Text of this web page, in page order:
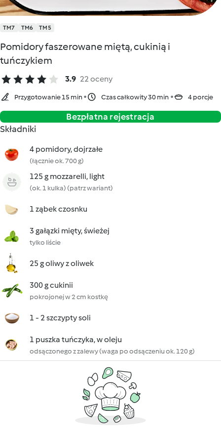
TM7 TM6 TM5
Pomidory faszerowane miętą, cukinią i
tuńczykiem
3.9 22 oceny
Przygotowanie 15 min Czas całkowity 30 min 4 porcje
Bezpłatna rejestracja
Składniki
4 pomidory, dojrzałe
(łącznie ok. 700 g)
125 g mozzarelli, light
(ok. 1 kulka) (patrz wariant)
1 ząbek czosnku
3 gałązki mięty, świeżej
tylko liście
25 g oliwy z oliwek
300 g cukinii
pokrojonej w 2 cm kostkę
1 - 2 szczypty soli
1 puszka tuńczyka, w oleju
odsączonego z zalewy (waga po odsączeniu ok. 120 g)